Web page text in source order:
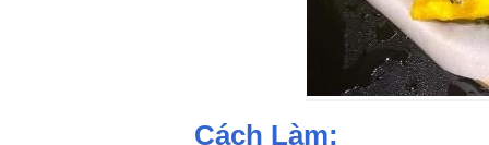
Cách Làm: